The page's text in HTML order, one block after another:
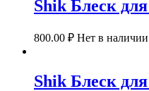
Shik Блеск
800.00 ₽ Нет в наличии
Shik Блеск